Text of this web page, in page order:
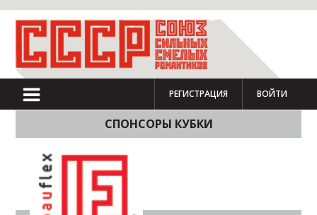
РЕГИСТРАЦИЯ ВОЙТИ
СПОНСОРЫ КУБКИ